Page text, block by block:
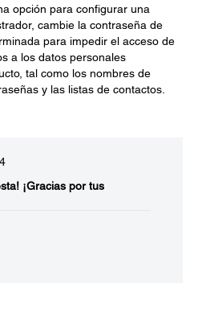
opción para configurar una
cambie la contraseña de
para impedir el acceso de
a los datos personales
tal como los nombres de
y las listas de contactos.
¡Gracias por tus